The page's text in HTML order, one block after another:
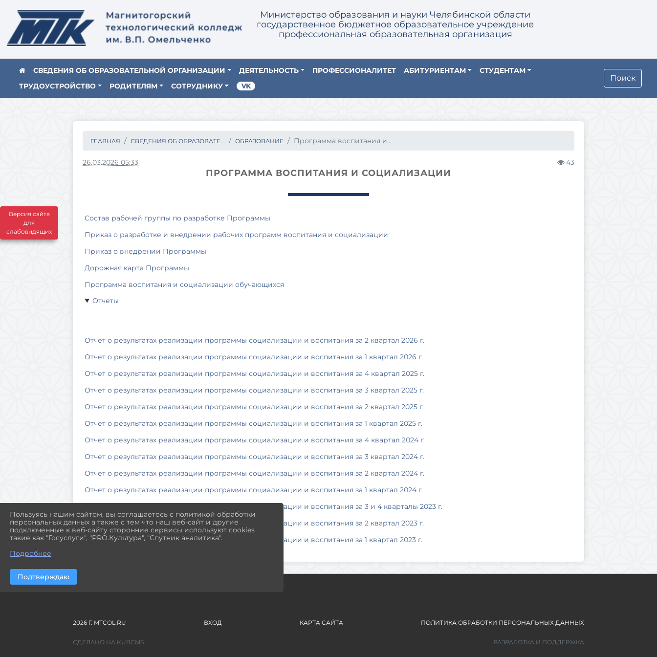
Версия сайта
для
слабовидящих
Министерство образования и науки Челябинской области
государственное бюджетное образовательное учреждение
профессиональная образовательная организация
СВЕДЕНИЯ ОБ ОБРАЗОВАТЕЛЬНОЙ ОРГАНИЗАЦИИ ДЕЯТЕЛЬНОСТЬ ПРОФЕССИОНАЛИТЕТ АБИТУРИЕНТАМ
СТУДЕНТАМ
ТРУДОУСТРОЙСТВО
РОДИТЕЛЯМ СОТРУДНИКУ
Поиск
ГЛАВНАЯ СВЕДЕНИЯ ОБ ОБРАЗОВАТЕ... ОБРАЗОВАНИЕ Программа воспитания и...
26.03.2026 05:33 43
ПРОГРАММА ВОСПИТАНИЯ И СОЦИАЛИЗАЦИИ
Состав рабочей группы по разработке Программы
Приказ о разработке и внедрении рабочих программ воспитания и социализации
Приказ о внедрении Программы
Дорожная карта Программы
Программа воспитания и социализации обучающихся
Отчеты
Отчет о результатах реализации программы социализации и воспитания за 2 квартал 2026 г.
Отчет о результатах реализации программы социализации и воспитания за 1 квартал 2026 г.
Отчет о результатах реализации программы социализации и воспитания за 4 квартал 2025 г.
Отчет о результатах реализации программы социализации и воспитания за 3 квартал 2025 г.
Отчет о результатах реализации программы социализации и воспитания за 2 квартал 2025 г.
Отчет о результатах реализации программы социализации и воспитания за 1 квартал 2025 г.
Отчет о результатах реализации программы социализации и воспитания за 4 квартал 2024 г.
Отчет о результатах реализации программы социализации и воспитания за 3 квартал 2024 г.
Отчет о результатах реализации программы социализации и воспитания за 2 квартал 2024 г.
Отчет о результатах реализации программы социализации и воспитания за 1 квартал 2024 г.
Отчет о результатах реализации программы социализации и воспитания за 3 и 4 кварталы 2023 г.
Отчет о результатах реализации программы социализации и воспитания за 2 квартал 2023 г.
Отчет о результатах реализации программы социализации и воспитания за 1 квартал 2023 г.
2026 Г. MTCOL.RU ВХОД КАРТА САЙТА ПОЛИТИКА ОБРАБОТКИ ПЕРСОНАЛЬНЫХ ДАННЫХ
СДЕЛАНО НА KUBCMS РАЗРАБОТКА И ПОДДЕРЖКА
Пользуясь нашим сайтом, вы соглашаетесь с политикой обработки
персональных данных а также с тем что наш веб-сайт и другие
подключенные к веб-сайту сторонние сервисы используют cookies
такие как "Госуслуги", "PRO.Культура", "Спутник аналитика".
Подробнее
Подтверждаю